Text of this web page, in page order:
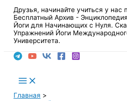
Друзья, начинайте учиться у нас
Бесплатный Архив -
Йоги для Начинающих с Нуля.
Упражнений Йоги
Университета.
Main
Menu
Главная